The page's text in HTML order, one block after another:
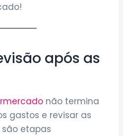
após as
não termina
gastos e revisar as
etapas